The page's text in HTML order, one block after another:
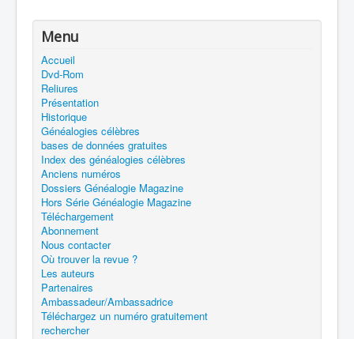
Menu
Accueil
Dvd-Rom
Reliures
Présentation
Historique
Généalogies célèbres
bases de données gratuites
Index des généalogies célèbres
Anciens numéros
Dossiers Généalogie Magazine
Hors Série Généalogie Magazine
Téléchargement
Abonnement
Nous contacter
Où trouver la revue ?
Les auteurs
Partenaires
Ambassadeur/Ambassadrice
Téléchargez un numéro gratuitement
rechercher